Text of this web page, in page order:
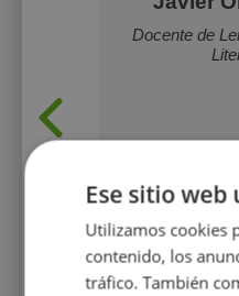
Docente de
Ese sitio
Utilizamos cookies
contenido, los
tráfico. También